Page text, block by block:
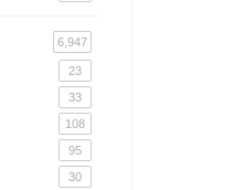
6,947
23
33
108
95
30